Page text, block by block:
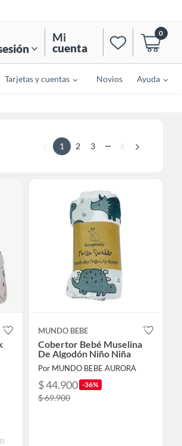
Mi
cuenta
0
Tarjetas y cuentas Novios Ayuda
1 2 3 ... 6
MUNDO BEBE
Cobertor Bebé Muselina
De Algodón Niño Niña
Por MUNDO BEBE AURORA
$ 44.900 -36%
$ 69.900